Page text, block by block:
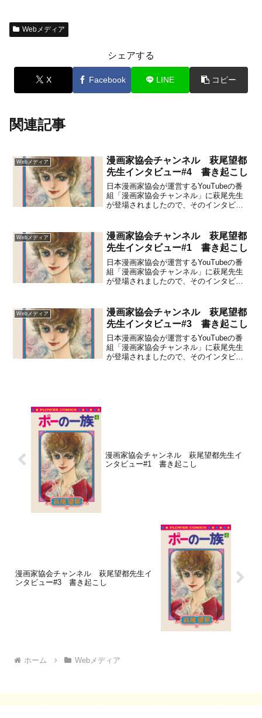
Webメディア
シェアする
X Facebook LINE コピー
関連記事
Webメディア
漫画家協会チャンネル 萩尾望都
先生インタビュー#4 書き起こし
日本漫画家協会が運営するYouTubeの番
組「漫画家協会チャンネル」に萩尾先生
が登場されましたので、そのインタビュ
Webメディア
漫画家協会チャンネル 萩尾望都
先生インタビュー#1 書き起こし
日本漫画家協会が運営するYouTubeの番
組「漫画家協会チャンネル」に萩尾先生
が登場されましたので、そのインタビュ
Webメディア
漫画家協会チャンネル 萩尾望都
先生インタビュー#3 書き起こし
日本漫画家協会が運営するYouTubeの番
組「漫画家協会チャンネル」に萩尾先生
が登場されましたので、そのインタビュ
漫画家協会チャンネル 萩尾望都先生イ
ンタビュー#1 書き起こし
漫画家協会チャンネル 萩尾望都先生イ
ンタビュー#3 書き起こし
ホーム Webメディア